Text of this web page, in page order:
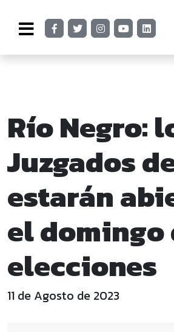
Río Negro:
Juzgados
estarán
el domingo
elecciones
11 de Agosto de 2023